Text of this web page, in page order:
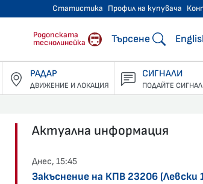
Статистика Профил на купувача
Пътнически превози
Родопската
теснолинейка
Търсене
РАДАР
ДВИЖЕНИЕ И ЛОКАЦИЯ
СИГНАЛИ
ПОДАЙТЕ СИГНАЛ
Актуална информация
Днес, 15:45
Закъснение на КПВ 23206 (Левски